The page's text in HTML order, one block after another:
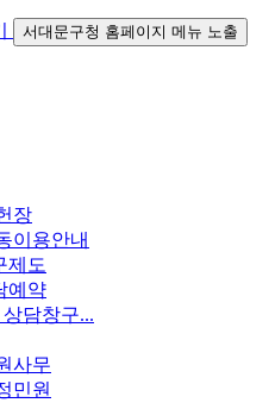
서대문구청 홈페이지 메뉴 노출
장
이용안내
제도
예약
담창구...
사무
민원